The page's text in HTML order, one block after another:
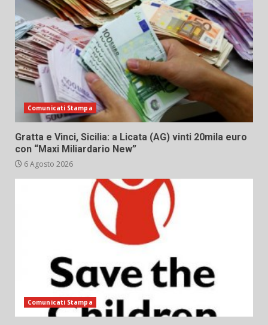
Comunicati Stampa
Gratta e Vinci, Sicilia: a Licata (AG) vinti 20mila euro
con “Maxi Miliardario New”
6 Agosto 2026
Comunicati Stampa